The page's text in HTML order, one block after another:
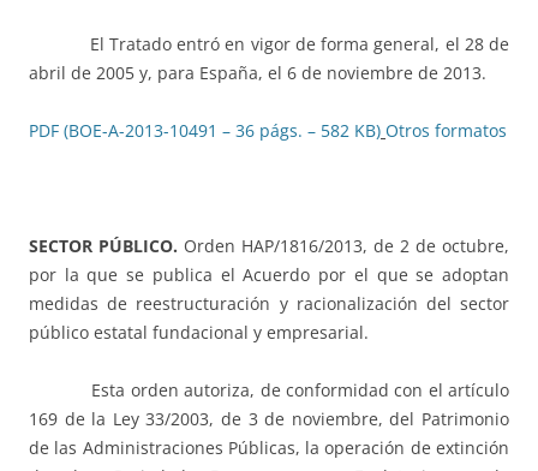
El Tratado entró en vigor de forma general, el 28 de
abril de 2005 y, para España, el 6 de noviembre de 2013.
PDF (BOE-A-2013-10491 – 36 págs. – 582 KB) Otros formatos
SECTOR PÚBLICO. Orden HAP/1816/2013, de 2 de octubre,
por la que se publica el Acuerdo por el que se adoptan
medidas de reestructuración y racionalización del sector
público estatal fundacional y empresarial.
Esta orden autoriza, de conformidad con el artículo
169 de la Ley 33/2003, de 3 de noviembre, del Patrimonio
de las Administraciones Públicas, la operación de extinción